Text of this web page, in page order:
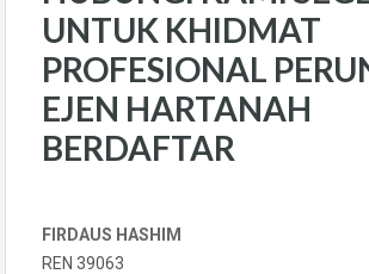
UNTUK KHIDMAT
PROFESIONAL
EJEN HARTANAH
BERDAFTAR
FIRDAUS HASHIM
REN 39063